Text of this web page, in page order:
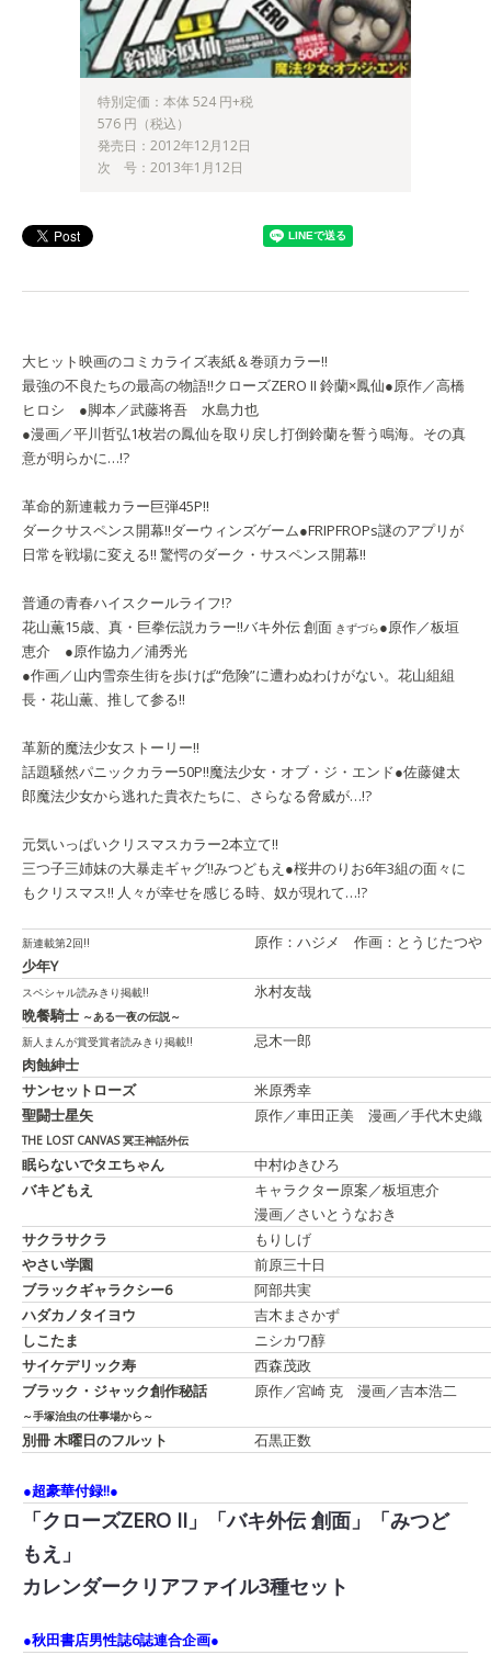
特別定価：本体 524 円+税
576 円（税込）
発売日：2012年12月12日
次 号：2013年1月12日
大ヒット映画のコミカライズ表紙＆巻頭カラー!!
最強の不良たちの最高の物語!!クローズZERO II 鈴蘭×鳳仙●原作／高橋
ヒロシ ●脚本／武藤将吾 水島力也
●漫画／平川哲弘1枚岩の鳳仙を取り戻し打倒鈴蘭を誓う鳴海。その真
意が明らかに…!?
革命的新連載カラー巨弾45P!!
ダークサスペンス開幕!!ダーウィンズゲーム●FRIPFROPs謎のアプリが
日常を戦場に変える!! 驚愕のダーク・サスペンス開幕!!
普通の青春ハイスクールライフ!?
花山薫15歳、真・巨拳伝説カラー!!バキ外伝創面 きずづら●原作／板垣
恵介 ●原作協力／浦秀光
●作画／山内雪奈生街を歩けば“危険”に遭わぬわけがない。花山組組
長・花山薫、推して参る!!
革新的魔法少女ストーリー!!
話題騒然パニックカラー50P!!魔法少女・オブ・ジ・エンド●佐藤健太
郎魔法少女から逃れた貴衣たちに、さらなる脅威が…!?
元気いっぱいクリスマスカラー2本立て!!
三つ子三姉妹の大暴走ギャグ!!みつどもえ ●桜井のりお6年3組の面々に
もクリスマス!! 人々が幸せを感じる時、奴が現れて…!?
新連載第2回!!
少年Y
原作：ハジメ 作画：とうじたつや
スペシャル読みきり掲載!!
晩餐騎士 ～ある一夜の伝説～
氷村友哉
新人まんが賞受賞者読みきり掲載!!
肉蝕紳士
忌木一郎
サンセットローズ
米原秀幸
聖闘士星矢
THE LOST CANVAS 冥王神話外伝
原作／車田正美 漫画／手代木史織
眠らないでタエちゃん
中村ゆきひろ
バキどもえ
キャラクター原案／板垣恵介
漫画／さいとうなおき
サクラサクラ
もりしげ
やさい学園
前原三十日
ブラックギャラクシー6
阿部共実
ハダカノタイヨウ
吉木まさかず
しこたま
ニシカワ醇
サイケデリック寿
西森茂政
ブラック・ジャック創作秘話
～手塚治虫の仕事場から～
原作／宮崎 克 漫画／吉本浩二
別冊 木曜日のフルット 石黒正数
●超豪華付録!!●
「クローズZERO II」「バキ外伝 創面」「みつど
もえ」
カレンダークリアファイル3種セット
●秋田書店男性誌6誌連合企画●